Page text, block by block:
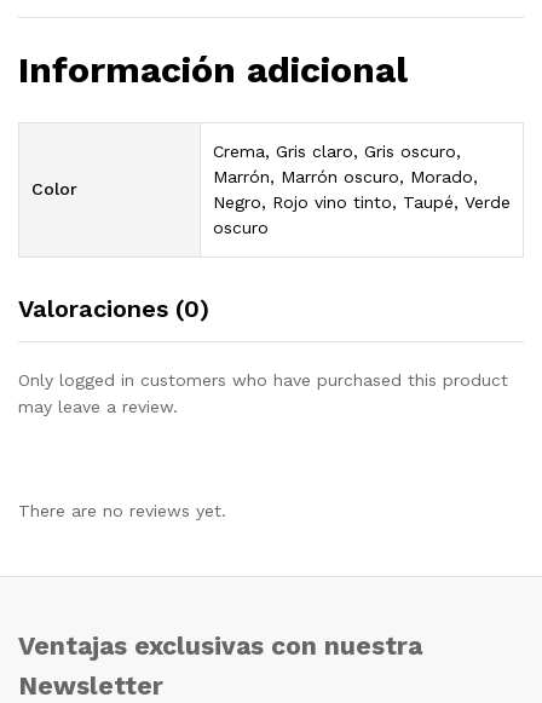
Información adicional
Color
Crema, Gris claro, Gris oscuro,
Marrón, Marrón oscuro, Morado,
Negro, Rojo vino tinto, Taupé, Verde
oscuro
Valoraciones (0)
Only logged in customers who have purchased this product
may leave a review.
There are no reviews yet.
Ventajas exclusivas con nuestra
Newsletter